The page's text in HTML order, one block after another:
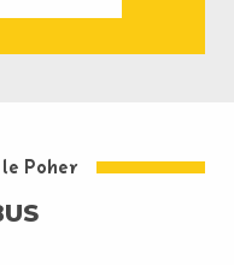
le Poher